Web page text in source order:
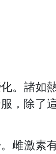
。諸如
，除了
雌激素